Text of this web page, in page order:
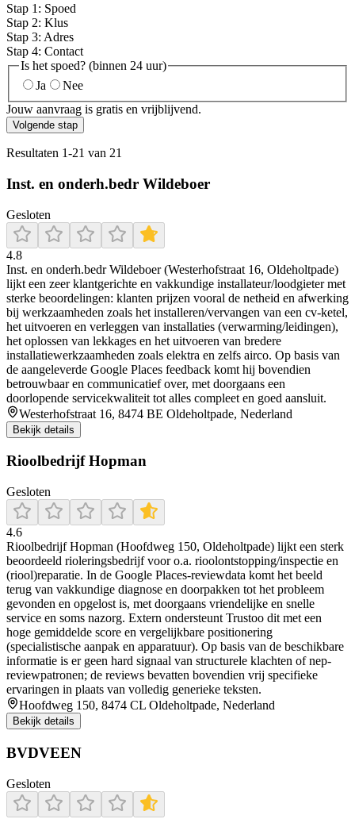
Stap 1 : Spoed
Stap 2: Klus
Stap 3: Adres
Stap 4: Contact
Is het spoed? (binnen 24 uur)
Ja
Nee
Jouw aanvraag is gratis en vrijblijvend.
Volgende stap
Resultaten 1-21 van 21
Inst. en onderh.bedr Wildeboer
Gesloten
4.8
Inst. en onderh.bedr Wildeboer (Westerhofstraat 16, Oldeholtpade)
lijkt een zeer klantgerichte en vakkundige installateur/loodgieter met
sterke beoordelingen: klanten prijzen vooral de netheid en afwerking
bij werkzaamheden zoals het installeren/vervangen van een cv-ketel,
het uitvoeren en verleggen van installaties (verwarming/leidingen),
het oplossen van lekkages en het uitvoeren van bredere
installatiewerkzaamheden zoals elektra en zelfs airco. Op basis van
de aangeleverde Google Places feedback komt hij bovendien
betrouwbaar en communicatief over, met doorgaans een
doorlopende servicekwaliteit tot alles compleet en goed aansluit.
Westerhofstraat 16, 8474 BE Oldeholtpade, Nederland
Bekijk details
Rioolbedrijf Hopman
Gesloten
4.6
Rioolbedrijf Hopman (Hoofdweg 150, Oldeholtpade) lijkt een sterk
beoordeeld rioleringsbedrijf voor o.a. rioolontstopping/inspectie en
(riool)reparatie. In de Google Places-reviewdata komt het beeld
terug van vakkundige diagnose en doorpakken tot het probleem
gevonden en opgelost is, met doorgaans vriendelijke en snelle
service en soms nazorg. Extern ondersteunt Trustoo dit met een
hoge gemiddelde score en vergelijkbare positionering
(specialistische aanpak en apparatuur). Op basis van de beschikbare
informatie is er geen hard signaal van structurele klachten of nep-
reviewpatronen; de reviews bevatten bovendien vrij specifieke
ervaringen in plaats van volledig generieke teksten.
Hoofdweg 150, 8474 CL Oldeholtpade, Nederland
Bekijk details
BVDVEEN
Gesloten